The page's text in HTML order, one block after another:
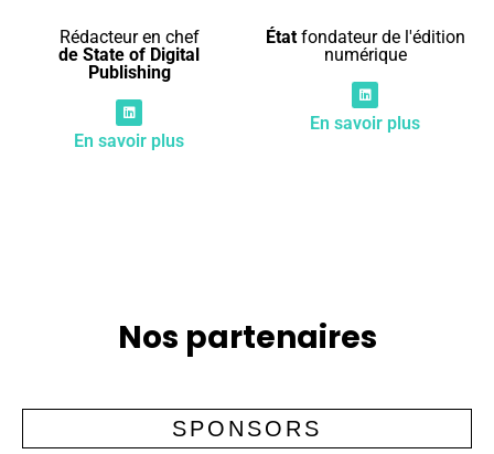
Rédacteur en chef
de State of Digital
Publishing
En savoir plus
Étatfondateur de l'édition
numérique
En savoir plus
Nos partenaires
SPONSORS